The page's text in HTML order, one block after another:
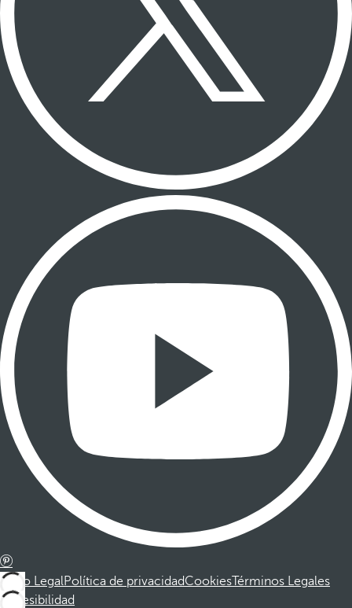
Aviso LegalPolítica de privacidadCookiesTérminos Legales
Accesibilidad